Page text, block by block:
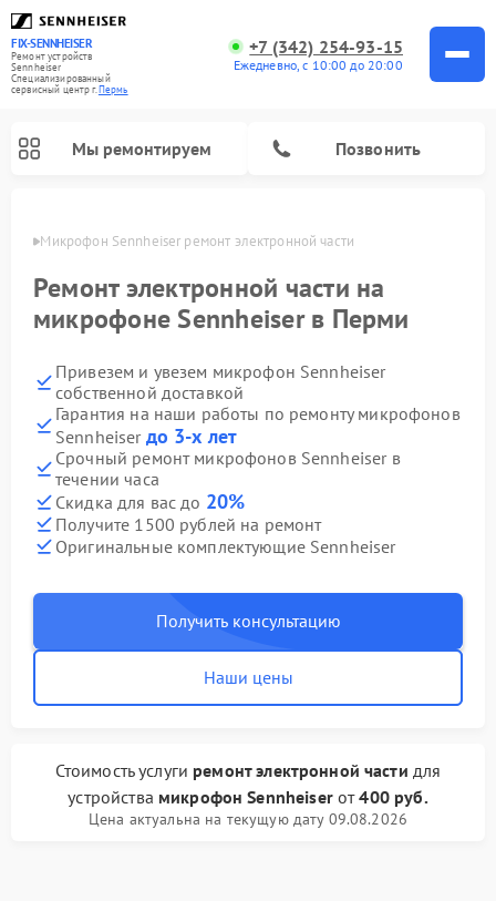
FIX-SENNHEISER
Ремонт устройств
Sennheiser
Специализированный
cервисный центр г.Пермь
+7 (342) 254-93-15
Ежедневно, с 10:00 до 20:00
Мы ремонтируем Позвонить
Микрофон Sennheiser ремонт электронной части
Ремонт электронной части на
микрофоне Sennheiser в Перми
Привезем и увезем микрофон Sennheiser
собственной доставкой
Гарантия на наши работы по ремонту микрофонов
Sennheiser до 3-х лет
Срочный ремонт микрофонов Sennheiser в
течении часа
Скидка для вас до 20%
Получите 1500 рублей на ремонт
Оригинальные комплектующие Sennheiser
Получить консультацию
Наши цены
Стоимость услуги ремонт электронной части для
устройства микрофон Sennheiserот400 руб.
Цена актуальна на текущую дату 09.08.2026